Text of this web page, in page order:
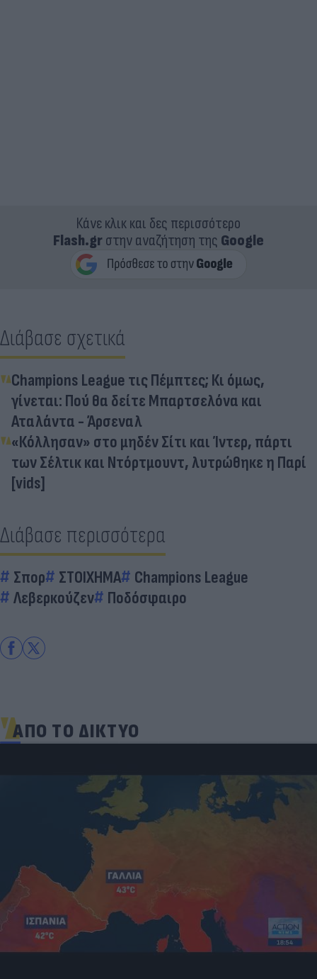
Κάνε κλικ και δες περισσότερο
Flash.grστην αναζήτηση της Google
Διάβασε σχετικά
Champions League τις Πέμπτες; Κι όμως,
γίνεται: Πού θα δείτε Μπαρτσελόνα και
Αταλάντα - Άρσεναλ
«Κόλλησαν» στο μηδέν Σίτι και Ίντερ, πάρτι
των Σέλτικ και Ντόρτμουντ, λυτρώθηκε η Παρί
[vids]
Διάβασε περισσότερα
Σπορ ΣΤΟΙΧΗΜΑ
Champions League
Λεβερκούζεν
Ποδόσφαιρο
ΑΠΟ ΤΟ ΔΙΚΤΥΟ